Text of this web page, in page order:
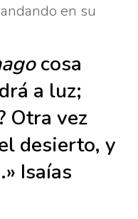
en su
cosa
a luz;
Otra vez
desierto, y
Isaías